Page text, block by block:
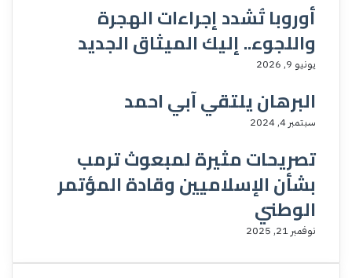
أوروبا تُشدد إجراءات الهجرة
واللجوء.. إليك الميثاق الجديد
يونيو 9, 2026
البرهان يلتقي آبي احمد
سبتمبر 4, 2024
تصريحات مثيرة لمبعوث ترمب
بشأن الإسلاميين وقادة المؤتمر
الوطني
نوفمبر 21, 2025